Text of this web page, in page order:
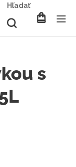
Hľadať
s